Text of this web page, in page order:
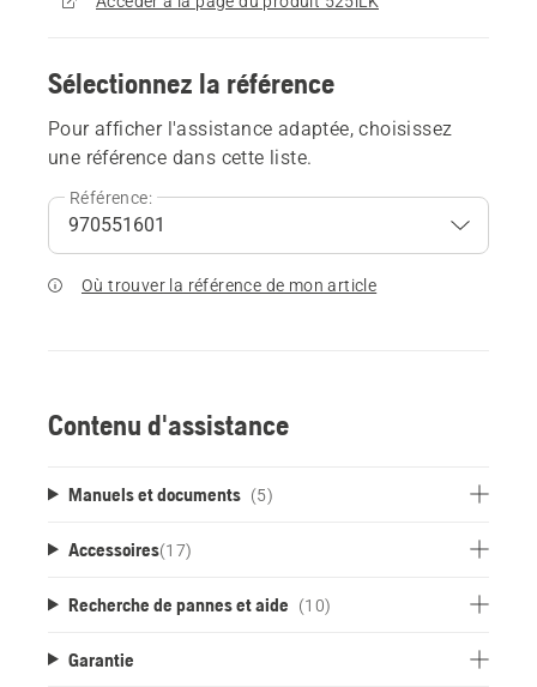
Sélectionnez la référence
Pour afficher l'assistance adaptée, choisissez
une référence dans cette liste.
Référence:
Où trouver la référence de mon article
Contenu d'assistance
Manuels et documents (5)
Accessoires(17)
Recherche de pannes et aide (10)
Garantie